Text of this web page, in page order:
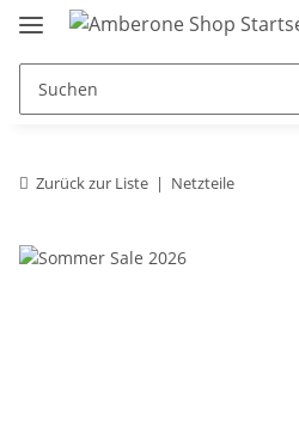
Zurück zur Liste Netzteile